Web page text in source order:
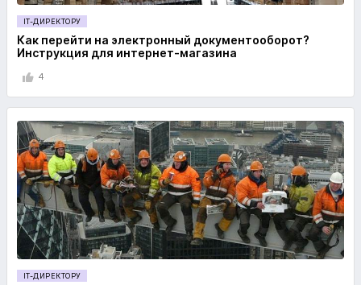
IT-ДИРЕКТОРУ
Как перейти на электронный документооборот?
Инструкция для интернет-магазина
4
IT-ДИРЕКТОРУ